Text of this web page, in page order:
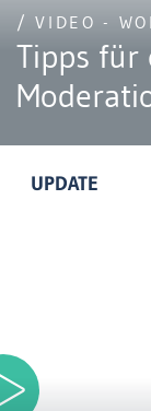
/ VIDEO -
Tipps für
UPDATE